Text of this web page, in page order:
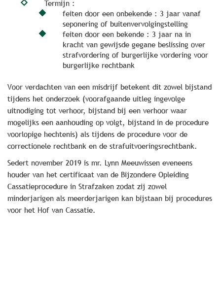
Termijn :
feiten door een onbekende : 3 jaar vanaf
seponering of buitenvervolgingstelling
feiten door een bekende : 3 jaar na in
kracht van gewijsde gegane beslissing over
strafvordering of burgerlijke vordering voor
burgerlijke rechtbank
Voor verdachten van een misdrijf betekent dit zowel bijstand
tijdens het onderzoek (voorafgaande uitleg ingevolge
uitnodiging tot verhoor, bijstand bij een verhoor waar
mogelijks een aanhouding op volgt, bijstand in de procedure
voorlopige hechtenis) als tijdens de procedure voor de
correctionele rechtbank en de strafuitvoeringsrechtbank.
Sedert november 2019 is mr. Lynn Meeuwissen eveneens
houder van het certificaat van de Bijzondere Opleiding
Cassatieprocedure in Strafzaken zodat zij zowel
minderjarigen als meerderjarigen kan bijstaan bij procedures
voor het Hof van Cassatie.